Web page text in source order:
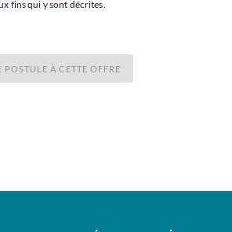
fins qui y sont décrites.
POSTULE À CETTE OFFRE